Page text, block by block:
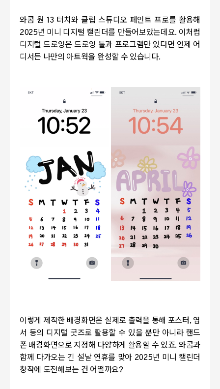
와콤 원 13 터치와 클립 스튜디오 페인트 프로를 활용해
2025년 미니 디지털 캘린더를 만들어보았는데요. 이처럼
디지털 드로잉은 드로잉 툴과 프로그램만 있다면 언제 어
디서든 나만의 아트웍을 완성할 수 있습니다.
이렇게 제작한 배경화면은 실제로 출력을 통해 포스터 , 엽
서 등의 디지털 굿즈로 활용할 수 있을 뿐만 아니라 핸드
폰 배경화면으로 지정해 다양하게 활용할 수 있죠. 와콤과
함께 다가오는 긴 설날 연휴를 맞아 2025년 미니 캘린더
창작에 도전해보는 건 어떨까요?